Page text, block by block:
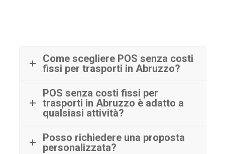
Come scegliere POS senza costi
fissi per trasporti in Abruzzo?
POS senza costi fissi per
trasporti in Abruzzo è adatto a
qualsiasi attività?
Posso richiedere una proposta
personalizzata?